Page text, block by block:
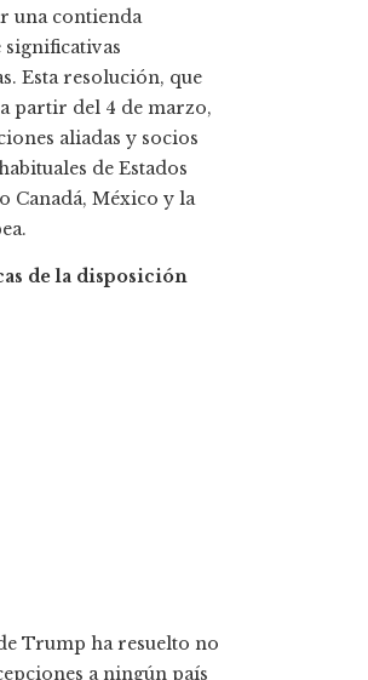
una contienda
Esta resolución, que
partir del 4 de marzo,
aliadas y socios
de Estados
Canadá, México y la
de la disposición
Trump ha resuelto no
a ningún país